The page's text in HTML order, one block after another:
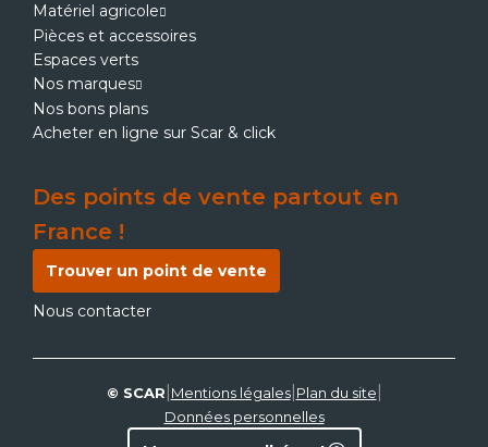
Matériel agricole
Pièces et accessoires
Espaces verts
Nos marques
Nos bons plans
Acheter en ligne sur Scar & click
Des points de vente partout en
France !
Trouver un point de vente
Nous contacter
© SCAR Mentions légales| Plan du site
Données personnelles